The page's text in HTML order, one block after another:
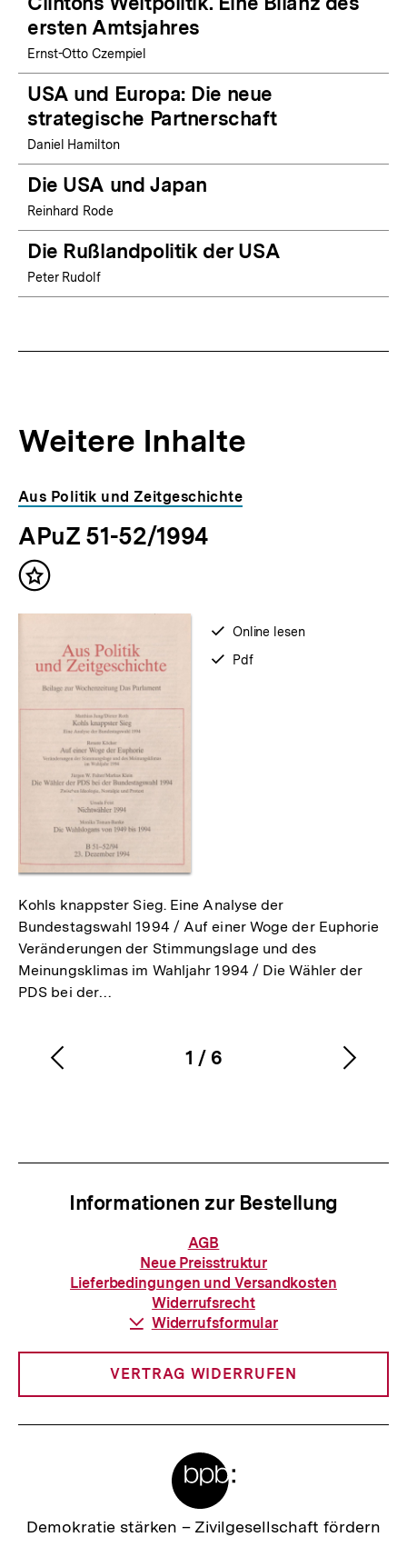
ersten Amtsjahres
Ernst-Otto Czempiel
USA und Europa: Die neue
strategische Partnerschaft
Daniel Hamilton
Die USA und Japan
Reinhard Rode
Die Rußlandpolitik der USA
Peter Rudolf
Weitere Inhalte
Inhaltskarousell
für
weitere
Inhalte
Inhaltskarussell
überspringen
Aus Politik und Zeitgeschichte
APuZ 51-52/1994
Inhalt
verfügbar
Online lesen
verfügbar
Pdf
Kohls knappster Sieg. Eine Analyse der
Bundestagswahl 1994 / Auf einer Woge der Euphorie
Veränderungen der Stimmungslage und des
Meinungsklimas im Wahljahr 1994 / Die Wähler der
PDS bei der…
Karussellinhalt
1
von
/ 6
Vorherigen
Informationen zur Bestellung
Informationen
zur
Bestellung
AGB
Neue Preisstruktur
Lieferbedingungen und Versandkosten
Widerrufsrecht
Download-
Widerrufsformular
VERTRAG WIDERRUFEN
Zur
Demokratie stärken – Zivilgesellschaft fördern